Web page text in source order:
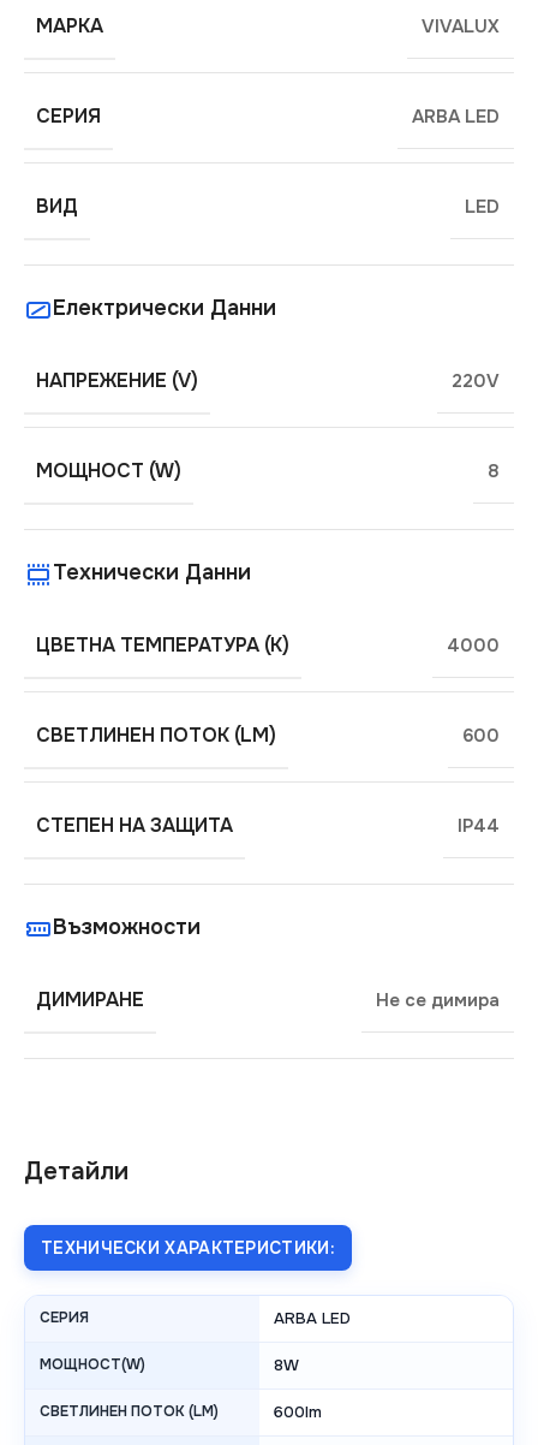
Детайли
ТЕХНИЧЕСКИ ХАРАКТЕРИСТИКИ:
СЕРИЯ ARBA LED
МОЩНОСТ(W) 8W
СВЕТЛИНЕН ПОТОК (LM) 600lm
МАРКА VIVALUX
СЕРИЯ ARBA LED
ВИД LED
Електрически Данни
НАПРЕЖЕНИЕ (V) 220V
МОЩНОСТ (W) 8
Технически Данни
ЦВЕТНА ТЕМПЕРАТУРА (K) 4000
СВЕТЛИНЕН ПОТОК (LM) 600
СТЕПЕН НА ЗАЩИТА IP44
Възможности
ДИМИРАНЕ Не се димира